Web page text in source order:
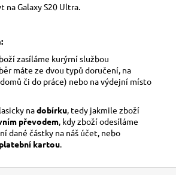
na Galaxy S20 Ultra.
zasíláme kurýrní službou
máte ze dvou typů doručení, na
či do práce) nebo na výdejní místo
nadobírku , tedy jakmile zboží
převodem , kdy zboží odesíláme
dané částky na náš účet, nebo
kartou